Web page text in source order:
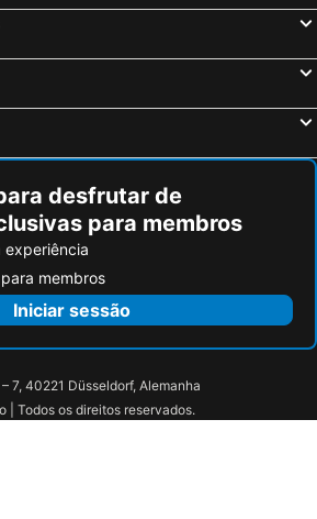
desfrutar de
para membros
experiência
membros
Iniciar sessão
7, 40221 Düsseldorf, Alemanha
| Todos os direitos reservados.